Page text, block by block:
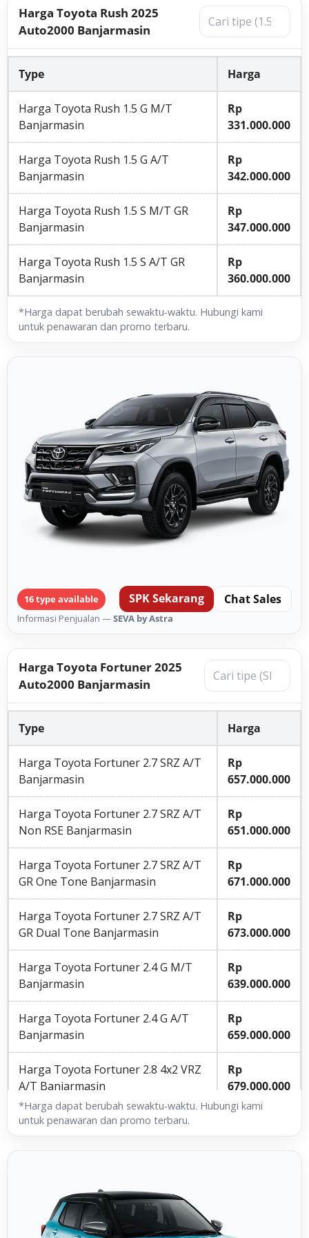
Harga Toyota Rush 2025
Auto2000 Banjarmasin
Type Harga
Harga Toyota Rush 1.5 G M/T
Banjarmasin
Rp
331.000.000
Harga Toyota Rush 1.5 G A/T
Banjarmasin
Rp
342.000.000
Harga Toyota Rush 1.5 S M/T GR
Banjarmasin
Rp
347.000.000
Harga Toyota Rush 1.5 S A/T GR
Banjarmasin
Rp
360.000.000
*Harga dapat berubah sewaktu-waktu. Hubungi kami
untuk penawaran dan promo terbaru.
16 type available SPK Sekarang Chat Sales
Informasi Penjualan —SEVA by Astra
Harga Toyota Fortuner 2025
Auto2000 Banjarmasin
Type Harga
Harga Toyota Fortuner 2.7 SRZ A/T
Banjarmasin
Rp
657.000.000
Harga Toyota Fortuner 2.7 SRZ A/T
Non RSE Banjarmasin
Rp
651.000.000
Harga Toyota Fortuner 2.7 SRZ A/T
GR One Tone Banjarmasin
Rp
671.000.000
Harga Toyota Fortuner 2.7 SRZ A/T
GR Dual Tone Banjarmasin
Rp
673.000.000
Harga Toyota Fortuner 2.4 G M/T
Banjarmasin
Rp
639.000.000
Harga Toyota Fortuner 2.4 G A/T
Banjarmasin
Rp
659.000.000
Harga Toyota Fortuner 2.8 4x2 VRZ
A/T Banjarmasin
Rp
679.000.000
Harga Toyota Fortuner 2.8 4x2 VRZ
A/T Non RSE Banjarmasin
673.000.000
A/T TSS Banjarmasin
Harga Toyota Fortuner 2.8 4x2 VRZ
*Harga dapat berubah sewaktu-waktu. Hubungi kami
untuk penawaran dan promo terbaru.